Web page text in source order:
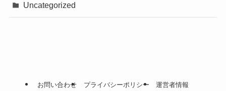
Uncategorized
お問い合わせ プライバシーポリシー 運営者情報